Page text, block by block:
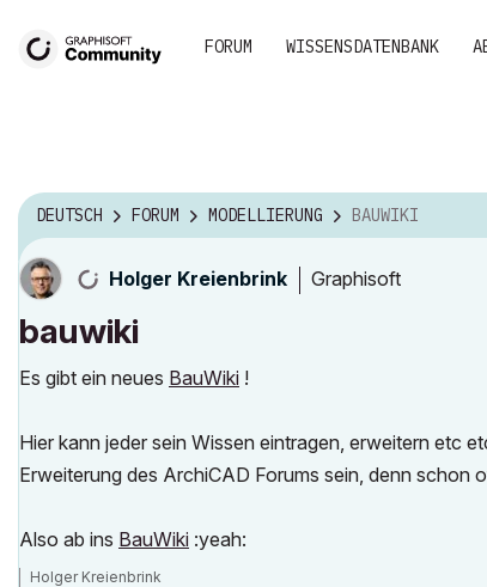
FORUM WISSENSDATENBANK
DEUTSCH FORUM MODELLIERUNG BAUWIKI
Holger Kreienbrink Graphisoft
bauwiki
Es gibt ein neues BauWiki !
Hier kann jeder sein Wissen eintragen, erweitern etc
Erweiterung des ArchiCAD Forums sein, denn
Also ab ins BauWiki :yeah:
Holger Kreienbrink